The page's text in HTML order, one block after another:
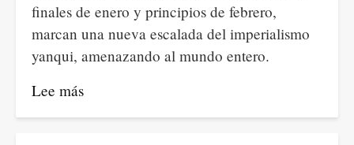
finales de enero y principios de febrero,
marcan una nueva escalada del imperialismo
yanqui, amenazando al mundo entero.
Lee más